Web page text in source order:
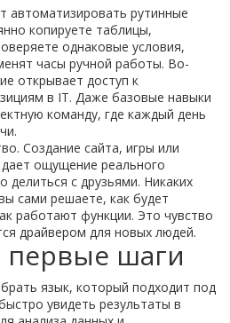
автоматизировать рутинные
копируете таблицы,
однаковые условия,
часы ручной работы. Во-
открывает доступ к
в IT. Даже базовые навыки
команду, где каждый день
Создание сайта, игры или
ощущение реального
с друзьями. Никаких
сами решаете, как будет
работают функции. Это чувство
драйвером для новых людей.
первые шаги
язык, который подходит под
увидеть результаты в